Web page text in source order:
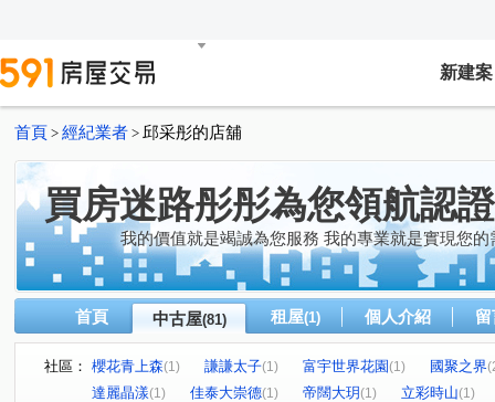
新建案
首頁 > 經紀業者 > 邱采彤的店舖
買房迷路彤彤為您領航認證
我的價值就是竭誠為您服務 我的專業就是實現您的
首頁 中古屋(81) 租屋(1) 個人介紹
社區： 櫻花青上森(1) 謙謙太子(1) 富宇世界花園(1) 國聚之界
達麗晶漾(1) 佳泰大崇德(1) 帝闊大玥(1) 立彩時山(1)